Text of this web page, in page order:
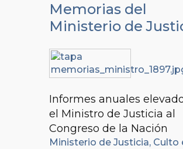
Memorias del
Ministerio de
Informes anuales
el Ministro de Justicia al
Congreso de la Nación
Ministerio de Justicia, Culto